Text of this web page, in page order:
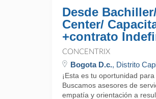
Desde
Center/
+contrato
CONCENTRIX
Bogota D.c., Distrito
¡Esta es tu oportunidad
Buscamos asesores de
empatía y orientación a